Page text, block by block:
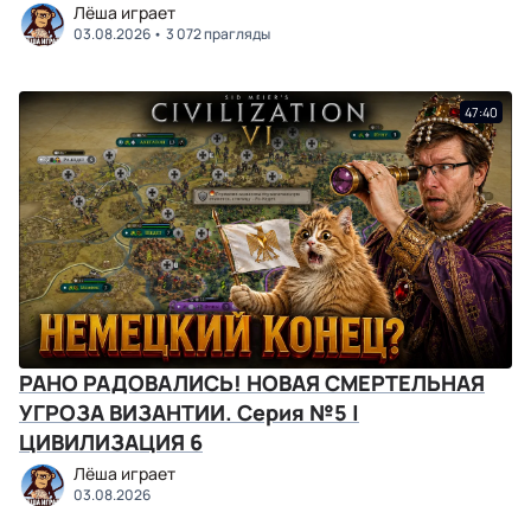
Лёша играет
03.08.2026 3 072 прагляды
47:40
РАНО РАДОВАЛИСЬ! НОВАЯ СМЕРТЕЛЬНАЯ
УГРОЗА ВИЗАНТИИ. Серия №5 |
ЦИВИЛИЗАЦИЯ 6
Лёша играет
03.08.2026